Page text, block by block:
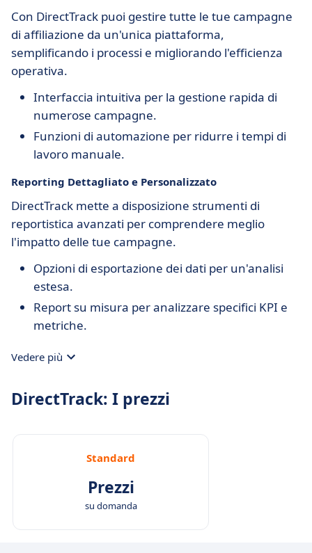
Con DirectTrack puoi gestire tutte le tue campagne
di affiliazione da un'unica piattaforma,
semplificando i processi e migliorando l'efficienza
operativa.
Interfaccia intuitiva per la gestione rapida di
numerose campagne.
Funzioni di automazione per ridurre i tempi di
lavoro manuale.
Reporting Dettagliato e Personalizzato
DirectTrack mette a disposizione strumenti di
reportistica avanzati per comprendere meglio
l'impatto delle tue campagne.
Opzioni di esportazione dei dati per un'analisi
estesa.
Report su misura per analizzare specifici KPI e
metriche.
Vedere più
DirectTrack: I prezzi
Standard
Prezzi
su domanda